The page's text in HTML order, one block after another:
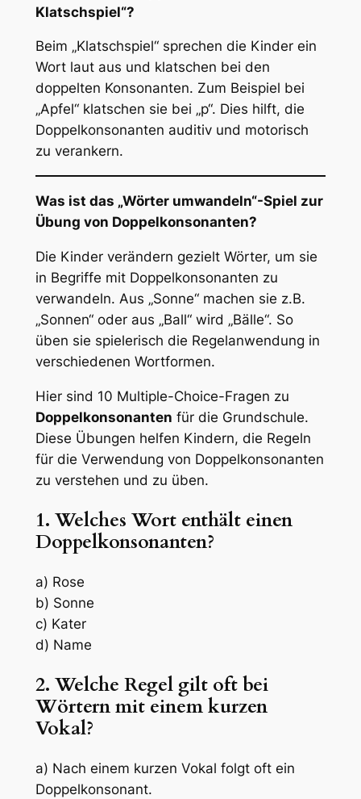
Klatschspiel“?
Beim „Klatschspiel“ sprechen die Kinder ein
Wort laut aus und klatschen bei den
doppelten Konsonanten. Zum Beispiel bei
„Apfel“ klatschen sie bei „p“. Dies hilft, die
Doppelkonsonanten auditiv und motorisch
zu verankern.
Was ist das „Wörter umwandeln“-Spiel zur
Übung von Doppelkonsonanten?
Die Kinder verändern gezielt Wörter, um sie
in Begriffe mit Doppelkonsonanten zu
verwandeln. Aus „Sonne“ machen sie z.B.
„Sonnen“ oder aus „Ball“ wird „Bälle“. So
üben sie spielerisch die Regelanwendung in
verschiedenen Wortformen.
Hier sind 10 Multiple-Choice-Fragen zu
Doppelkonsonanten für die Grundschule.
Diese Übungen helfen Kindern, die Regeln
für die Verwendung von Doppelkonsonanten
zu verstehen und zu üben.
1. Welches Wort enthält einen
Doppelkonsonanten?
a) Rose
b) Sonne
c) Kater
d) Name
2. Welche Regel gilt oft bei
Wörtern mit einem kurzen
Vokal?
a) Nach einem kurzen Vokal folgt oft ein
Doppelkonsonant.